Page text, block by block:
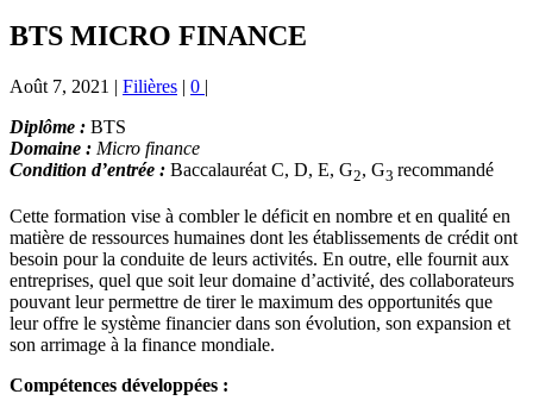
BTS MICRO FINANCE
Août 7, 2021 | Filières | 0 |
Diplôme : BTS
Domaine : Micro finance
Condition d’entrée : Baccalauréat C, D, E, G2, G3 recommandé
Cette formation vise à combler le déficit en nombre et en qualité en
matière de ressources humaines dont les établissements de crédit ont
besoin pour la conduite de leurs activités. En outre, elle fournit aux
entreprises, quel que soit leur domaine d’activité, des collaborateurs
pouvant leur permettre de tirer le maximum des opportunités que
leur offre le système financier dans son évolution, son expansion et
son arrimage à la finance mondiale.
Compétences développées :